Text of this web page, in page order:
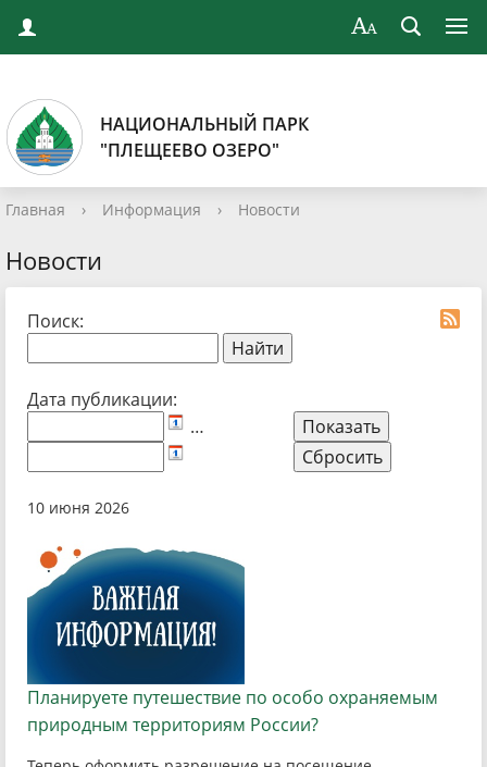
НАЦИОНАЛЬНЫЙ ПАРК
"ПЛЕЩЕЕВО ОЗЕРО"
Главная › Информация › Новости
Новости
Поиск:
Дата публикации:
…
10 июня 2026
Планируете путешествие по особо охраняемым
природным территориям России?